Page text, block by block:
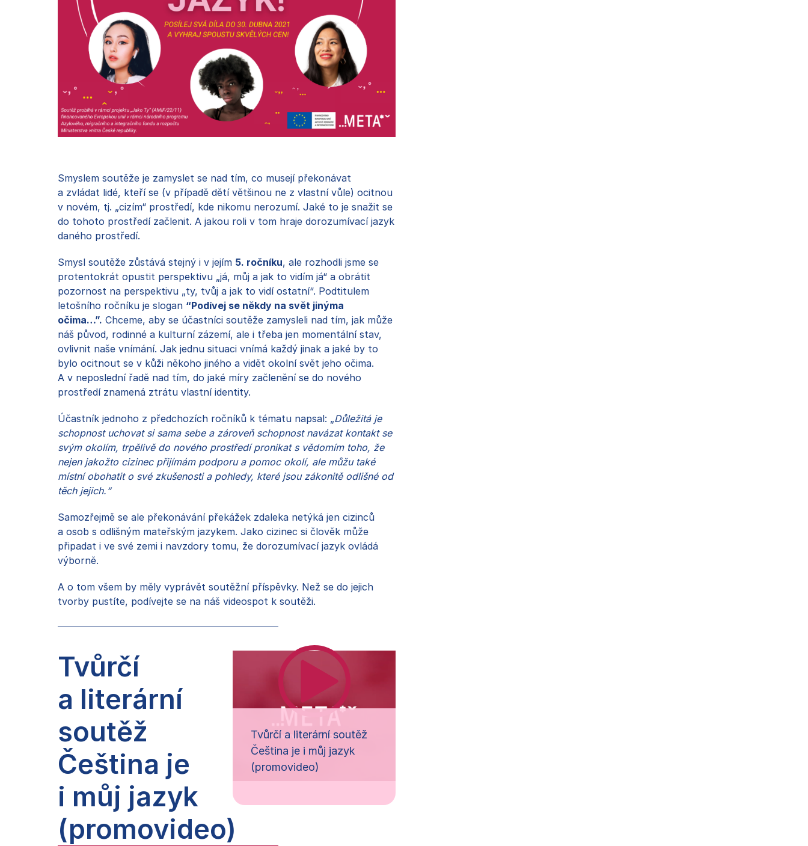
Smyslem soutěže je zamyslet se nad tím, co musejí překonávat
a zvládat lidé, kteří se (v případě dětí většinou ne z vlastní vůle) ocitnou
v novém, tj. „cizím“ prostředí, kde nikomu nerozumí. Jaké to je snažit se
do tohoto prostředí začlenit. A jakou roli v tom hraje dorozumívací jazyk
daného prostředí.
Smysl soutěže zůstává stejný i v jejím 5. ročníku, ale rozhodli jsme se
protentokrát opustit perspektivu „já, můj a jak to vidím já“ a obrátit
pozornost na perspektivu „ty, tvůj a jak to vidí ostatní“. Podtitulem
letošního ročníku je slogan “Podívej se někdy na svět jinýma
očima…”. Chceme, aby se účastníci soutěže zamysleli nad tím, jak může
náš původ, rodinné a kulturní zázemí, ale i třeba jen momentální stav,
ovlivnit naše vnímání. Jak jednu situaci vnímá každý jinak a jaké by to
bylo ocitnout se v kůži někoho jiného a vidět okolní svět jeho očima.
A v neposlední řadě nad tím, do jaké míry začlenění se do nového
prostředí znamená ztrátu vlastní identity.
Účastník jednoho z předchozích ročníků k tématu napsal: „Důležitá je
schopnost uchovat si sama sebe a zároveň schopnost navázat kontakt se
svým okolím, trpělivě do nového prostředí pronikat s vědomím toho, že
nejen jakožto cizinec přijímám podporu a pomoc okolí, ale můžu také
místní obohatit o své zkušenosti a pohledy, které jsou zákonitě odlišné od
těch jejich.“
Samozřejmě se ale překonávání překážek zdaleka netýká jen cizinců
a osob s odlišným mateřským jazykem. Jako cizinec si člověk může
připadat i ve své zemi i navzdory tomu, že dorozumívací jazyk ovládá
výborně.
A o tom všem by měly vyprávět soutěžní příspěvky. Než se do jejich
tvorby pustíte, podívejte se na náš videospot k soutěži.
Tvůrčí
a literární
soutěž
Čeština je
i můj jazyk
(promovideo)
Tvůrčí a literární soutěž
Čeština je i můj jazyk
(promovideo)